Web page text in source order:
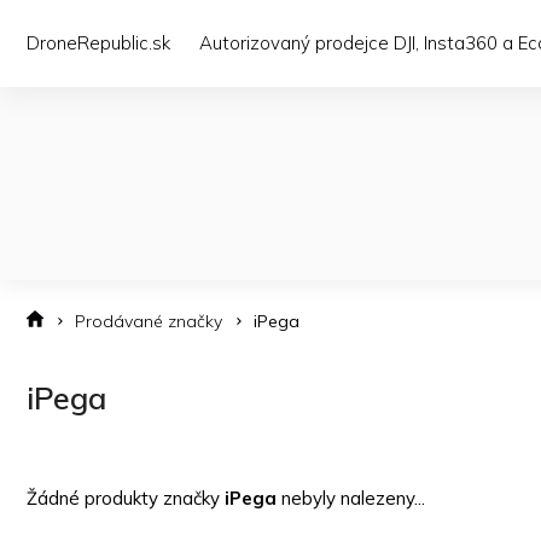
DroneRepublic.sk Autorizovaný prodejce DJI, Insta360 a
Prodávané značky iPega
iPega
Žádné produkty značky iPega nebyly nalezeny...